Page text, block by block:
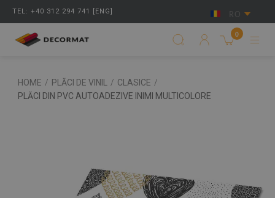
TEL: +40 312 294 741 [ENG] RO
0
HOME / PLĂCI DE VINIL / CLASICE /
PLĂCI DIN PVC AUTOADEZIVE INIMI MULTICOLORE